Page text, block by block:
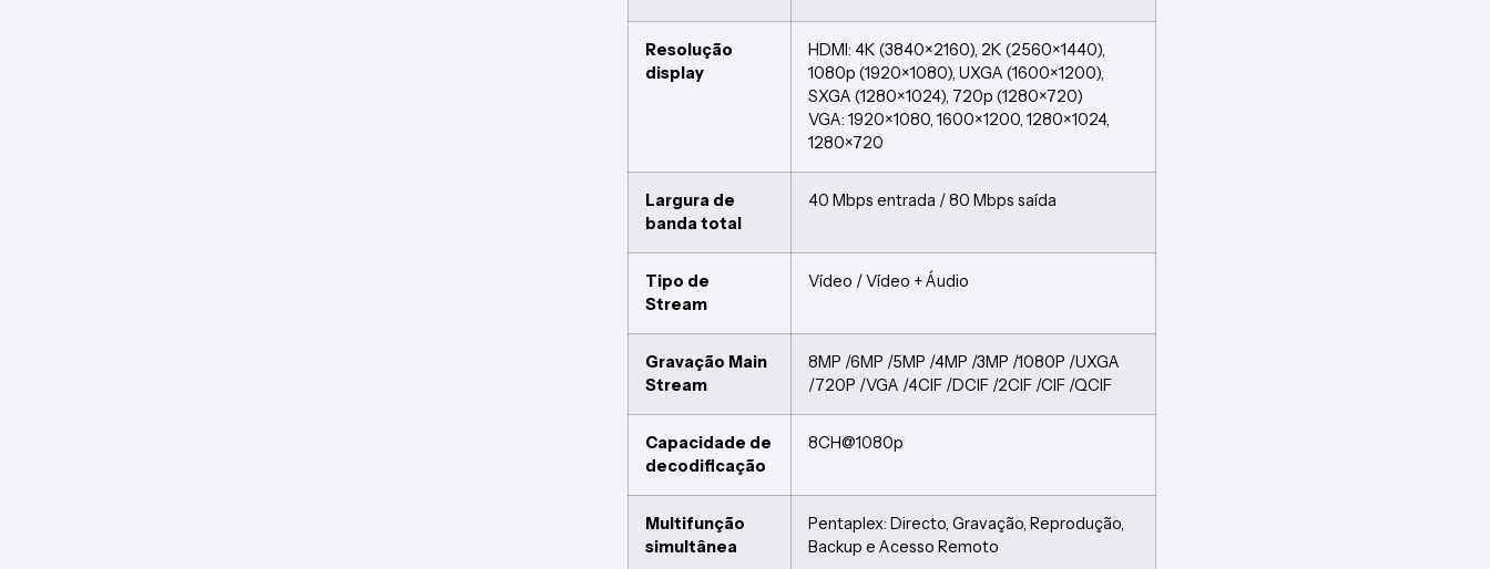
Resolução
display
HDMI: 4K (3840×2160), 2K (2560×1440),
1080p (1920×1080), UXGA (1600×1200),
SXGA (1280×1024), 720p (1280×720)
VGA: 1920×1080, 1600×1200, 1280×1024,
1280×720
Largura de
banda total
40 Mbps entrada / 80 Mbps saída
Tipo de
Stream
Vídeo / Vídeo + Áudio
Gravação Main
Stream
8MP /6MP /5MP /4MP /3MP /1080P /UXGA
/720P /VGA /4CIF /DCIF /2CIF /CIF /QCIF
Capacidade de
decodificação
8CH@1080p
Multifunção
simultânea
Pentaplex: Directo, Gravação, Reprodução,
Backup e Acesso Remoto